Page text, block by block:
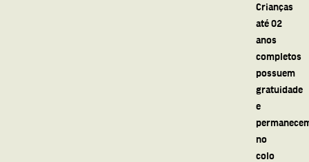
Crianças
até 02
anos
completos
possuem
gratuidade
e
no
colo